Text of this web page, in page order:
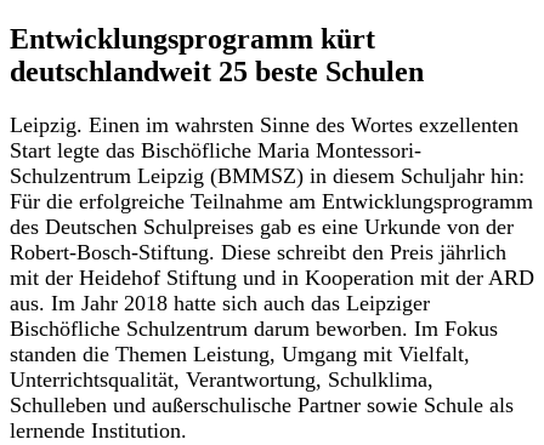
Entwicklungsprogramm kürt
deutschlandweit 25 beste Schulen
Leipzig. Einen im wahrsten Sinne des Wortes exzellenten
Start legte das Bischöfliche Maria Montessori-
Schulzentrum Leipzig (BMMSZ) in diesem Schuljahr hin:
Für die erfolgreiche Teilnahme am Entwicklungsprogramm
des Deutschen Schulpreises gab es eine Urkunde von der
Robert-Bosch-Stiftung. Diese schreibt den Preis jährlich
mit der Heidehof Stiftung und in Kooperation mit der ARD
aus. Im Jahr 2018 hatte sich auch das Leipziger
Bischöfliche Schulzentrum darum beworben. Im Fokus
standen die Themen Leistung, Umgang mit Vielfalt,
Unterrichtsqualität, Verantwortung, Schulklima,
Schulleben und außerschulische Partner sowie Schule als
lernende Institution.